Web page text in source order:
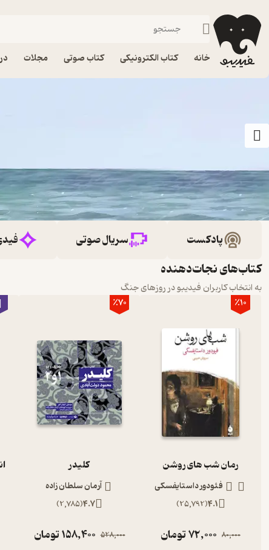
خانه کتاب الکترونیکی کتاب صوتی مجلات
پادکست سریال صوتی
کتاب‌های نجات‌دهنده
به انتخاب کاربران فیدیبو در روزهای جنگ
٪10
رمان شب های روشن
فئودور داستایفسکی
4.1
(
25,792
)
80,000
72,000تومان
٪70
کلیدر
آرمان سلطان زاده
4.7
(
2,785
)
528,000
158,400تومان